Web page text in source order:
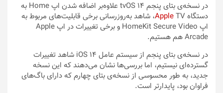
در نسخه‌‌ی بتای پنجم tvOS 14 علاوه‌بر اضافه شدن اپ Home به
دستگاه
AppleTV، شاهد به‌روزرسانی برخی قابلیت‌های مربوط به
اپ HomeKit Secure Video و برخی تغییرات در اپ Apple
Arcade هم هستیم.
در نسخه‌‌ی بتای پنجم از سیستم عامل iOS 14 شاهد تغییرات
گسترده‌ای نیستیم، اما بررسی‌ها نشان می‌دهند که این نسخه
جدید، به طور محسوسی از نسخه‌ی بتای چهارم که دارای باگ‌های
فراوان بود، پایدارتر است.